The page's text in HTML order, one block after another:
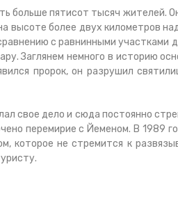
больше пятисот тысяч жителей.
высоте более двух километров
с равнинными участками
Заглянем немного в историю
пророк, он разрушил
свое дело и сюда постоянно
перемирие с Йеменом. В 1989
которое не стремится к